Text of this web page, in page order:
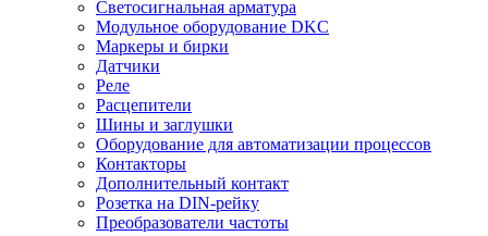
Светосигнальная арматура
Модульное оборудование DKC
Маркеры и бирки
Датчики
Реле
Расцепители
Шины и заглушки
Оборудование для автоматизации процессов
Контакторы
Дополнительный контакт
Розетка на DIN-рейку
Преобразователи частоты